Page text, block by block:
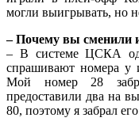
могли выигрывать, но
– Почему вы сменили
– В системе ЦСКА
спрашивают номера
Мой номер 28
предоставили два на
80, поэтому я забрал